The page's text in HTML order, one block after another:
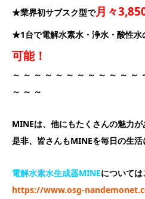
★業界初サブスク型で月々
★1台で電解水素水・浄水・酸性水
可能！
～ ～ ～ ～ ～ ～ ～ ～ ～ ～ ～ ～
～ ～ ～
MINEは、他にもたくさんの魅力が
是非、皆さんもMINEを毎日の生
電解水素水生成器MINEについては
https://www.osg-